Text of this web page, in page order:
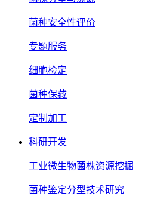
菌种安全性评价
专题服务
细胞检定
菌种保藏
定制加工
科研开发
工业微生物菌株资源挖掘
菌种鉴定分型技术研究